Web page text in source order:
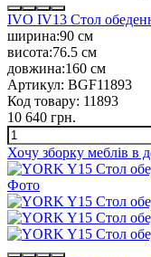
IVO IV13 Стол
ширина:90 см
висота:76.5 см
довжина:160 см
Артикул: BGF11893
Код товару: 11893
10 640 грн.
Хочу зборку меблів в